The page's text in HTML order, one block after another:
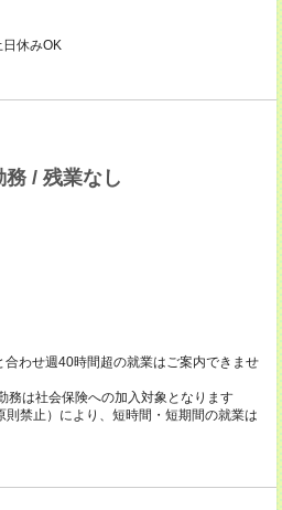
休みOK
/ 残業なし
わせ週40時間超の就業はご案内できませ
は社会保険への加入対象となります
禁止）により、短時間・短期間の就業は